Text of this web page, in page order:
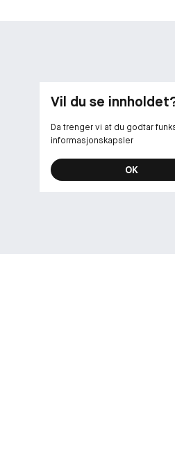
Vil du se
Da trenger vi at du godtar
informasjonskapsler
OK